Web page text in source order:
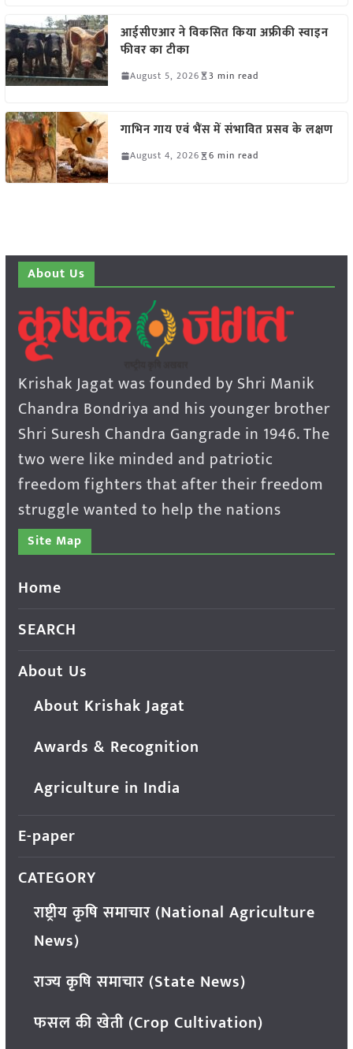
आईसीएआर ने विकसित किया अफ्रीकी स्वाइन
फीवर का टीका
August 5, 2026 3 min read
गाभिन गाय एवं भैंस में संभावित प्रसव के लक्षण
August 4, 2026 6 min read
About Us
Krishak Jagat was founded by Shri Manik
Chandra Bondriya and his younger brother
Shri Suresh Chandra Gangrade in 1946. The
two were like minded and patriotic
freedom fighters that after their freedom
struggle wanted to help the nations
Site Map
Home
SEARCH
About Us
About Krishak Jagat
Awards & Recognition
Agriculture in India
E-paper
CATEGORY
राष्ट्रीय कृषि समाचार (National Agriculture
News)
राज्य कृषि समाचार (State News)
फसल की खेती (Crop Cultivation)